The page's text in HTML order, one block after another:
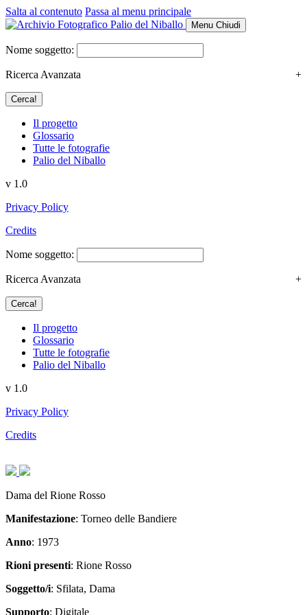
Salta al contenuto Passa al menu principale
Menu Chiudi
Nome soggetto:
Ricerca Avanzata +
Il progetto
Glossario
Tutte le fotografie
Palio del Niballo
v 1.0
Privacy Policy
Credits
Nome soggetto:
Ricerca Avanzata +
Il progetto
Glossario
Tutte le fotografie
Palio del Niballo
v 1.0
Privacy Policy
Credits
Articolo
Articolo
Dama del Rione Rosso
Manifestazione: Torneo delle Bandiere
Anno: 1973
Rioni presenti: Rione Rosso
Soggetto/i: Sfilata, Dama
Supporto: Digitale